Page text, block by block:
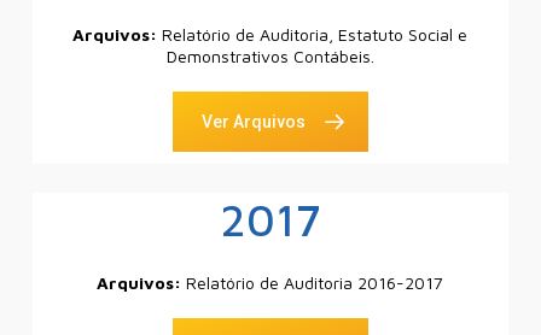
Arquivos:Relatório de Auditoria, Estatuto Social e
Demonstrativos Contábeis.
Ver Arquivos
2017
Arquivos:Relatório de Auditoria 2016-2017